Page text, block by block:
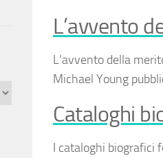
L’avvento
L’avvento della
Michael Young
Cataloghi
I cataloghi biografici